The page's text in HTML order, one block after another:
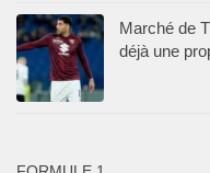
Marché de
déjà une